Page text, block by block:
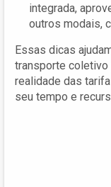
integrada,
outros modais,
Essas dicas
transporte coletivo
realidade das
seu tempo e